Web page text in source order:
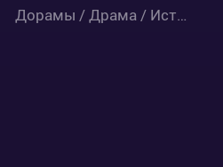
Дорамы / Драма / Исторический / Романтика